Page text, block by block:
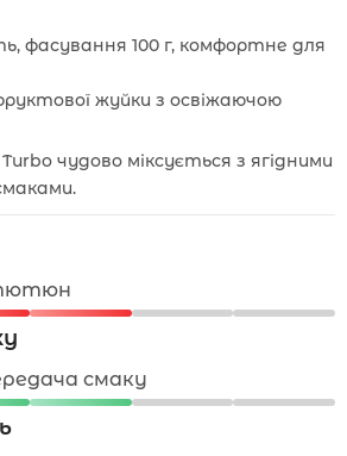
фасування 100 г, комфортне для
жуйки з освіжаючою
чудово міксується з ягідними
тютюн
смаку